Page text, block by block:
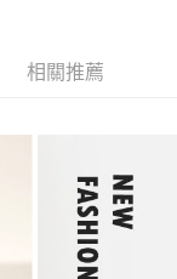
相關推薦